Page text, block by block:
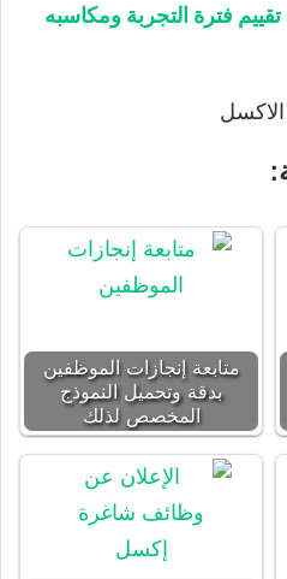
تقييم فترة التجربة ومكاسبه
متابعة إنجازات الموظفين
بدقة وتحميل النموذج
المخصص لذلك